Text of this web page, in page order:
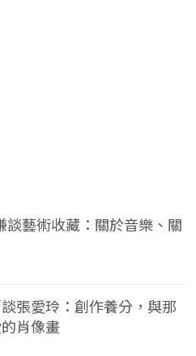
談藝術收藏：關於音樂、關
張愛玲：創作養分，與那
肖像畫